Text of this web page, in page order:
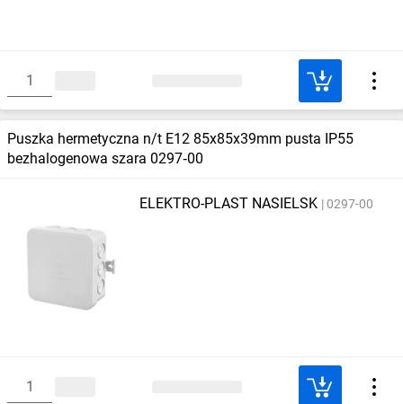
Puszka hermetyczna n/t E12 85x85x39mm pusta IP55
bezhalogenowa szara 0297‑00
ELEKTRO-PLAST NASIELSK 0297-00